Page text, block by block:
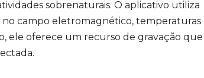
sobrenaturais. O aplicativo utiliza
campo eletromagnético, temperaturas
ele oferece um recurso de gravação que